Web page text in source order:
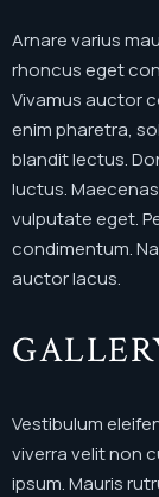
Arnare varius
rhoncus eget
Vivamus auctor
enim pharetra,
blandit lectus.
luctus.
vulputate eget.
condimentum.
auctor lacus.
Vestibulum
viverra velit non
ipsum. Mauris